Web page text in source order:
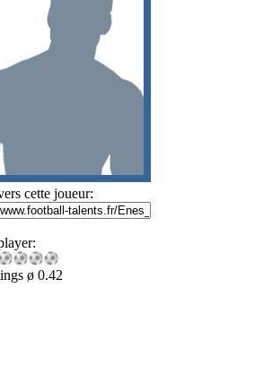
cette joueur:
ø 0.42